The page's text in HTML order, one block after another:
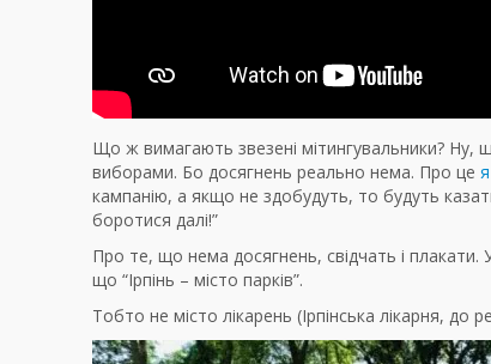
Що ж вимагають звезені мітингувальники? Ну,
виборами. Бо досягнень реально нема. Про це
кампанію, а якщо не здобудуть, то будуть
боротися далі!”
Про те, що нема досягнень, свідчать і
що “Ірпінь – місто парків”.
Тобто не місто лікарень (Ірпінська лікарня, до